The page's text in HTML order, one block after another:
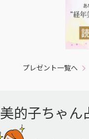
プレゼント一覧へ
美的子ちゃん